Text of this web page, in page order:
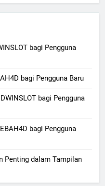
bagi Pengguna
bagi Pengguna Baru
bagi Pengguna
bagi Pengguna
Penting dalam Tampilan